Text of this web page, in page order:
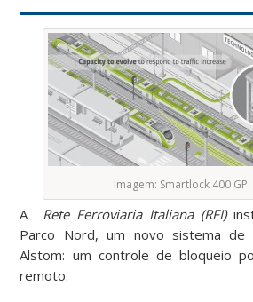
Imagem: Smartlock 400 GP
A Rete Ferroviaria Italiana (RFI)
Parco Nord, um novo sistema de
Alstom: um controle de bloqueio
remoto.